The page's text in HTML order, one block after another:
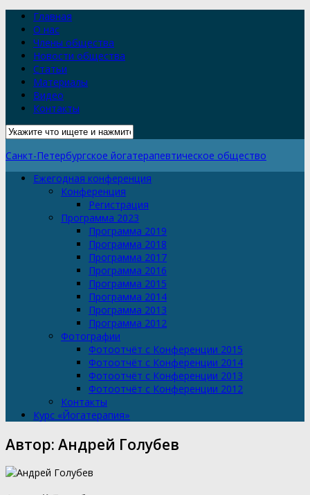
Главная
О нас
Члены общества
Новости общества
Статьи
Материалы
Видео
Контакты
Санкт-Петербургское йогатерапевтическое общество
Ежегодная конференция
Конференция
Регистрация
Программа 2023
Программа 2019
Программа 2018
Программа 2017
Программа 2016
Программа 2015
Программа 2014
Программа 2013
Программа 2012
Фотографии
Фотоотчёт с Конференции 2015
Фотоотчёт с Конференции 2014
Фотоотчёт с Конференции 2013
Фотоотчёт с Конференции 2012
Контакты
Курс «Йогатерапия»
Автор: Андрей Голубев